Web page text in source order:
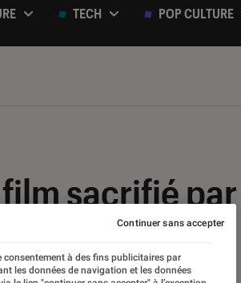
TECH POP CULTURE
film sacrifié
consentement à des fins publicitaires par
les données de navigation et les données
Continuer sans accepter